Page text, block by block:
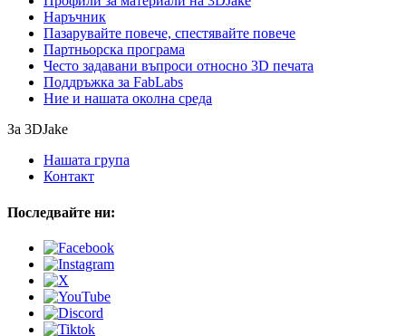
Наръчник
Пазарувайте повече, спестявайте повече
Партньорска програма
Често задавани въпроси относно 3D печата
Поддръжка за FabLabs
Ние и нашата околна среда
За 3DJake
Нашата група
Контакт
Последвайте ни: